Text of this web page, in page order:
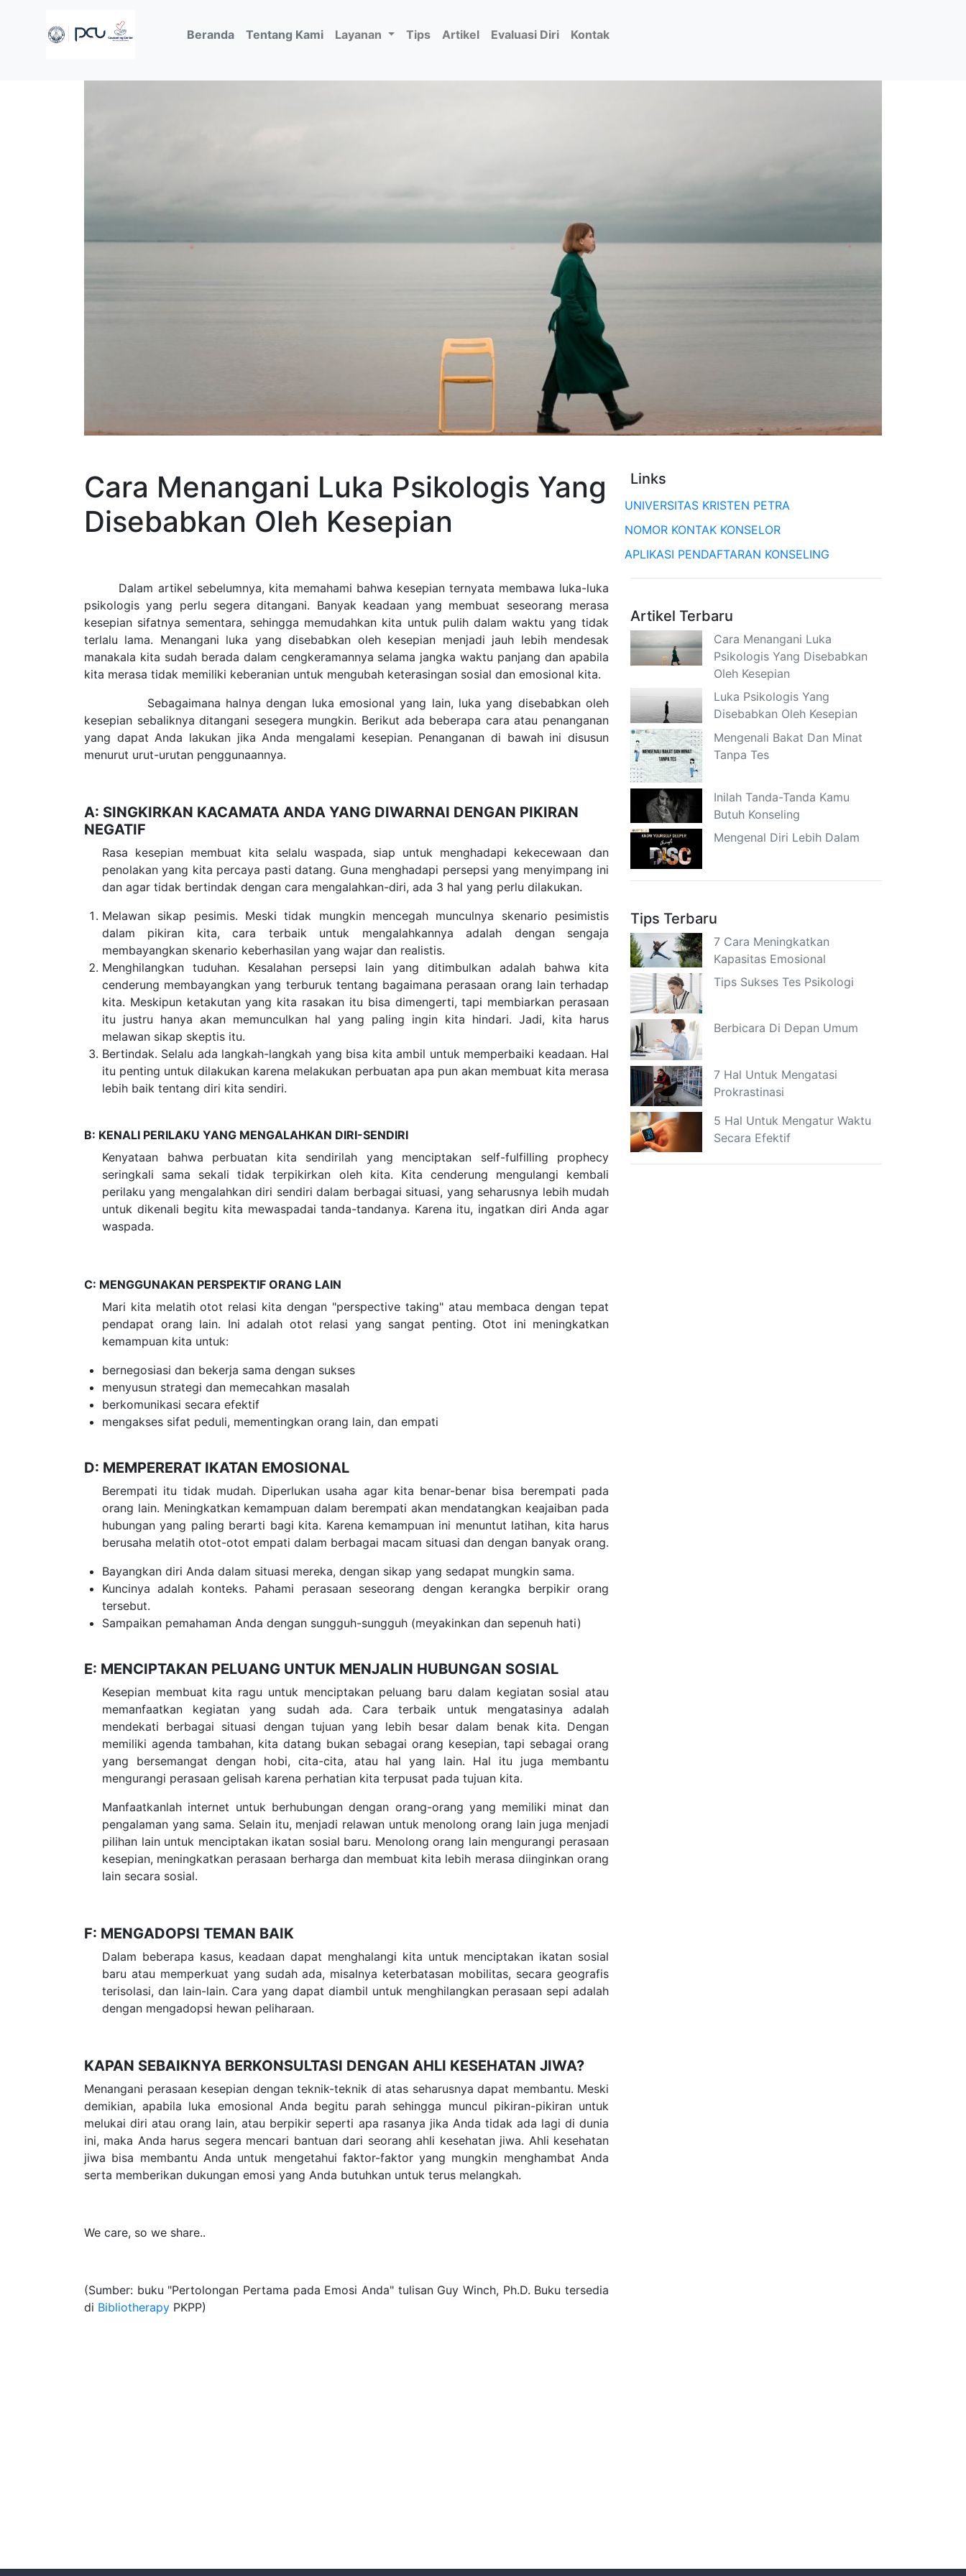
Beranda(current)
Tentang Kami Layanan Tips Artikel Evaluasi Diri Kontak
Cara Menangani Luka Psikologis Yang
Disebabkan Oleh Kesepian
Dalam artikel sebelumnya, kita memahami bahwa kesepian ternyata membawa luka-luka
psikologis yang perlu segera ditangani. Banyak keadaan yang membuat seseorang merasa
kesepian sifatnya sementara, sehingga memudahkan kita untuk pulih dalam waktu yang tidak
terlalu lama. Menangani luka yang disebabkan oleh kesepian menjadi jauh lebih mendesak
manakala kita sudah berada dalam cengkeramannya selama jangka waktu panjang dan apabila
kita merasa tidak memiliki keberanian untuk mengubah keterasingan sosial dan emosional kita.
Sebagaimana halnya dengan luka emosional yang lain, luka yang disebabkan oleh
kesepian sebaliknya ditangani sesegera mungkin. Berikut ada beberapa cara atau penanganan
yang dapat Anda lakukan jika Anda mengalami kesepian. Penanganan di bawah ini disusun
menurut urut-urutan penggunaannya.
A: SINGKIRKAN KACAMATA ANDA YANG DIWARNAI DENGAN PIKIRAN
NEGATIF
Rasa kesepian membuat kita selalu waspada, siap untuk menghadapi kekecewaan dan
penolakan yang kita percaya pasti datang. Guna menghadapi persepsi yang menyimpang ini
dan agar tidak bertindak dengan cara mengalahkan-diri, ada 3 hal yang perlu dilakukan.
Melawan sikap pesimis. Meski tidak mungkin mencegah munculnya skenario pesimistis
dalam pikiran kita, cara terbaik untuk mengalahkannya adalah dengan sengaja
membayangkan skenario keberhasilan yang wajar dan realistis.
Menghilangkan tuduhan. Kesalahan persepsi lain yang ditimbulkan adalah bahwa kita
cenderung membayangkan yang terburuk tentang bagaimana perasaan orang lain terhadap
kita. Meskipun ketakutan yang kita rasakan itu bisa dimengerti, tapi membiarkan perasaan
itu justru hanya akan memunculkan hal yang paling ingin kita hindari. Jadi, kita harus
melawan sikap skeptis itu.
Bertindak. Selalu ada langkah-langkah yang bisa kita ambil untuk memperbaiki keadaan. Hal
itu penting untuk dilakukan karena melakukan perbuatan apa pun akan membuat kita merasa
lebih baik tentang diri kita sendiri.
B: KENALI PERILAKU YANG MENGALAHKAN DIRI-SENDIRI
Kenyataan bahwa perbuatan kita sendirilah yang menciptakan self-fulfilling prophecy
seringkali sama sekali tidak terpikirkan oleh kita. Kita cenderung mengulangi kembali
perilaku yang mengalahkan diri sendiri dalam berbagai situasi, yang seharusnya lebih mudah
untuk dikenali begitu kita mewaspadai tanda-tandanya. Karena itu, ingatkan diri Anda agar
waspada.
C: MENGGUNAKAN PERSPEKTIF ORANG LAIN
Mari kita melatih otot relasi kita dengan "perspective taking" atau membaca dengan tepat
pendapat orang lain. Ini adalah otot relasi yang sangat penting. Otot ini meningkatkan
kemampuan kita untuk:
bernegosiasi dan bekerja sama dengan sukses
menyusun strategi dan memecahkan masalah
berkomunikasi secara efektif
mengakses sifat peduli, mementingkan orang lain, dan empati
D: MEMPERERAT IKATAN EMOSIONAL
Berempati itu tidak mudah. Diperlukan usaha agar kita benar-benar bisa berempati pada
orang lain. Meningkatkan kemampuan dalam berempati akan mendatangkan keajaiban pada
hubungan yang paling berarti bagi kita. Karena kemampuan ini menuntut latihan, kita harus
berusaha melatih otot-otot empati dalam berbagai macam situasi dan dengan banyak orang.
Bayangkan diri Anda dalam situasi mereka, dengan sikap yang sedapat mungkin sama.
Kuncinya adalah konteks. Pahami perasaan seseorang dengan kerangka berpikir orang
tersebut.
Sampaikan pemahaman Anda dengan sungguh-sungguh (meyakinkan dan sepenuh hati)
E: MENCIPTAKAN PELUANG UNTUK MENJALIN HUBUNGAN SOSIAL
Kesepian membuat kita ragu untuk menciptakan peluang baru dalam kegiatan sosial atau
memanfaatkan kegiatan yang sudah ada. Cara terbaik untuk mengatasinya adalah
mendekati berbagai situasi dengan tujuan yang lebih besar dalam benak kita. Dengan
memiliki agenda tambahan, kita datang bukan sebagai orang kesepian, tapi sebagai orang
yang bersemangat dengan hobi, cita-cita, atau hal yang lain. Hal itu juga membantu
mengurangi perasaan gelisah karena perhatian kita terpusat pada tujuan kita.
Manfaatkanlah internet untuk berhubungan dengan orang-orang yang memiliki minat dan
pengalaman yang sama. Selain itu, menjadi relawan untuk menolong orang lain juga menjadi
pilihan lain untuk menciptakan ikatan sosial baru. Menolong orang lain mengurangi perasaan
kesepian, meningkatkan perasaan berharga dan membuat kita lebih merasa diinginkan orang
lain secara sosial.
F: MENGADOPSI TEMAN BAIK
Dalam beberapa kasus, keadaan dapat menghalangi kita untuk menciptakan ikatan sosial
baru atau memperkuat yang sudah ada, misalnya keterbatasan mobilitas, secara geografis
terisolasi, dan lain-lain. Cara yang dapat diambil untuk menghilangkan perasaan sepi adalah
dengan mengadopsi hewan peliharaan.
KAPAN SEBAIKNYA BERKONSULTASI DENGAN AHLI KESEHATAN JIWA?
Menangani perasaan kesepian dengan teknik-teknik di atas seharusnya dapat membantu. Meski
demikian, apabila luka emosional Anda begitu parah sehingga muncul pikiran-pikiran untuk
melukai diri atau orang lain, atau berpikir seperti apa rasanya jika Anda tidak ada lagi di dunia
ini, maka Anda harus segera mencari bantuan dari seorang ahli kesehatan jiwa. Ahli kesehatan
jiwa bisa membantu Anda untuk mengetahui faktor-faktor yang mungkin menghambat Anda
serta memberikan dukungan emosi yang Anda butuhkan untuk terus melangkah.
We care, so we share..
(Sumber: buku "Pertolongan Pertama pada Emosi Anda" tulisan Guy Winch, Ph.D. Buku tersedia
di Bibliotherapy PKPP)
Links
UNIVERSITAS KRISTEN PETRA
NOMOR KONTAK KONSELOR
APLIKASI PENDAFTARAN KONSELING
Artikel Terbaru
Cara Menangani Luka
Psikologis Yang Disebabkan
Oleh Kesepian
Luka Psikologis Yang
Disebabkan Oleh Kesepian
Mengenali Bakat Dan Minat
Tanpa Tes
Inilah Tanda-Tanda Kamu
Butuh Konseling
Mengenal Diri Lebih Dalam
Tips Terbaru
7 Cara Meningkatkan
Kapasitas Emosional
Tips Sukses Tes Psikologi
Berbicara Di Depan Umum
7 Hal Untuk Mengatasi
Prokrastinasi
5 Hal Untuk Mengatur Waktu
Secara Efektif